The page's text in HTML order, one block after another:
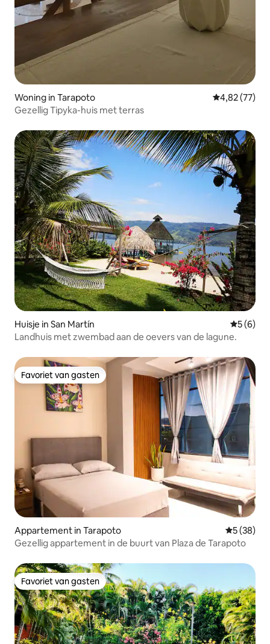
Woning in Tarapoto Gemiddelde
4,82 (77)
Gezellig Tipyka-huis met terras
Huisje in San Martín
5 (6)
Landhuis met zwembad aan de oevers van de lagune.
Favoriet van gasten
Favoriet van gasten
Appartement in Tarapoto
5 (38)
Gezellig appartement in de buurt van Plaza de Tarapoto
Favoriet van gasten
Favoriet van gasten